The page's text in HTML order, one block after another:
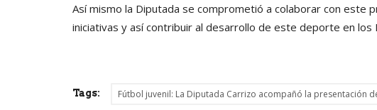
Así mismo la Diputada se comprometió a colaborar con este
iniciativas y así contribuir al desarrollo de este deporte en los
Tags: Fútbol juvenil: La Diputada Carrizo acompañó la presentación